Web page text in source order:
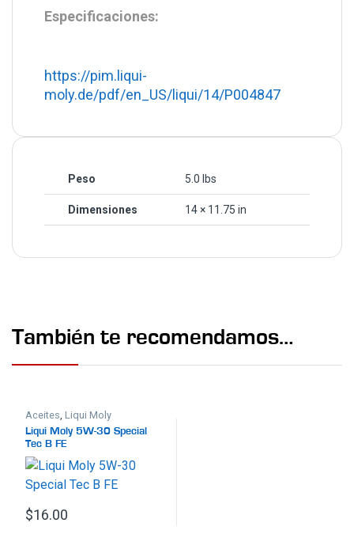
Especificaciones:
https://pim.liqui-
moly.de/pdf/en_US/liqui/14/P004847
Peso 5.0 lbs
Dimensiones 14 × 11.75 in
También te recomendamos…
Aceites ,Liqui Moly
Liqui Moly 5W-30 Special
Tec B FE
$16.00